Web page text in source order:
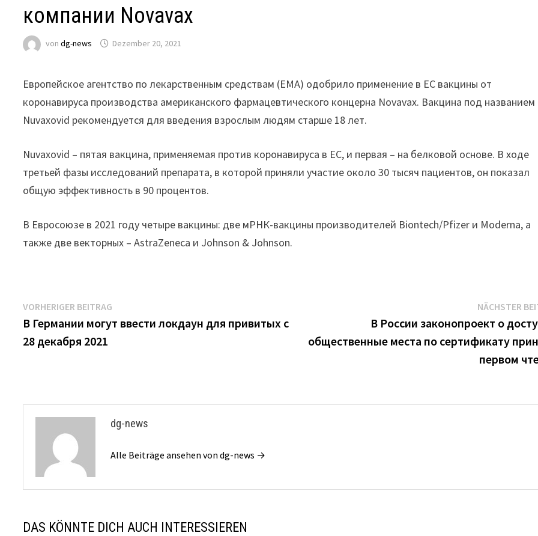
компании Novavax
vondg-news Dezember 20, 2021
Европейское агентство по лекарственным средствам (EMA) одобрило применение в ЕС вакцины от
коронавируса производства американского фармацевтического концерна Novavax. Вакцина под названием
Nuvaxovid рекомендуется для введения взрослым людям старше 18 лет.
Nuvaxovid – пятая вакцина, применяемая против коронавируса в ЕС, и первая – на белковой основе. В ходе
третьей фазы исследований препарата, в которой приняли участие около 30 тысяч пациентов, он показал
общую эффективность в 90 процентов.
В Евросоюзе в 2021 году четыре вакцины: две мРНК-вакцины производителей Biontech/Pfizer и Moderna, а
также две векторных – AstraZeneca и Johnson & Johnson.
Beitrags-
Navigation
VORHERIGER BEITRAG
Beitrag:
В Германии могут ввести локдаун для привитых с
28 декабря 2021
NÄCHSTER
В России законопроект о
общественные места по сертификату
первом
dg-news
Alle Beiträge ansehen von dg-news →
DAS KÖNNTE DICH AUCH INTERESSIEREN